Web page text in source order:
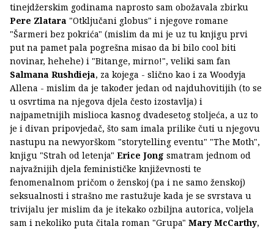
tinejdžerskim godinama naprosto sam obožavala zbirku
Pere Zlatara "Otključani globus" i njegove romane
"Šarmeri bez pokrića" (mislim da mi je uz tu knjigu prvi
put na pamet pala pogrešna misao da bi bilo cool biti
novinar, hehehe) i "Bitange, mirno!", veliki sam fan
Salmana Rushdieja, za kojega - slično kao i za Woodyja
Allena - mislim da je također jedan od najduhovitijih (to se
u osvrtima na njegova djela često izostavlja) i
najpametnijih mislioca kasnog dvadesetog stoljeća, a uz to
je i divan pripovjedač, što sam imala prilike čuti u njegovu
nastupu na newyorškom "storytelling eventu" "The Moth",
knjigu "Strah od letenja" Erice Jong smatram jednom od
najvažnijih djela feminističke književnosti te
fenomenalnom pričom o ženskoj (pa i ne samo ženskoj)
seksualnosti i strašno me rastužuje kada je se svrstava u
trivijalu jer mislim da je itekako ozbiljna autorica, voljela
sam i nekoliko puta čitala roman "Grupa" Mary McCarthy,